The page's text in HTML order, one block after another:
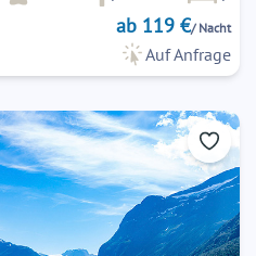
ab 119 €/ Nacht
Auf Anfrage